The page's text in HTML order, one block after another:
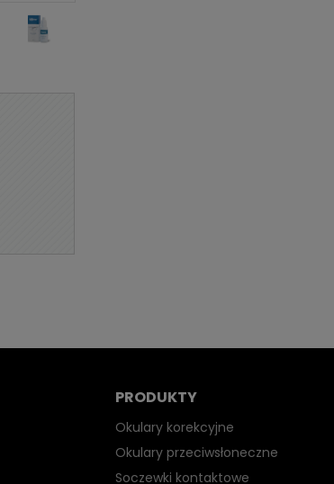
PRODUKTY
Okulary korekcyjne
Okulary przeciwsłoneczne
Soczewki kontaktowe